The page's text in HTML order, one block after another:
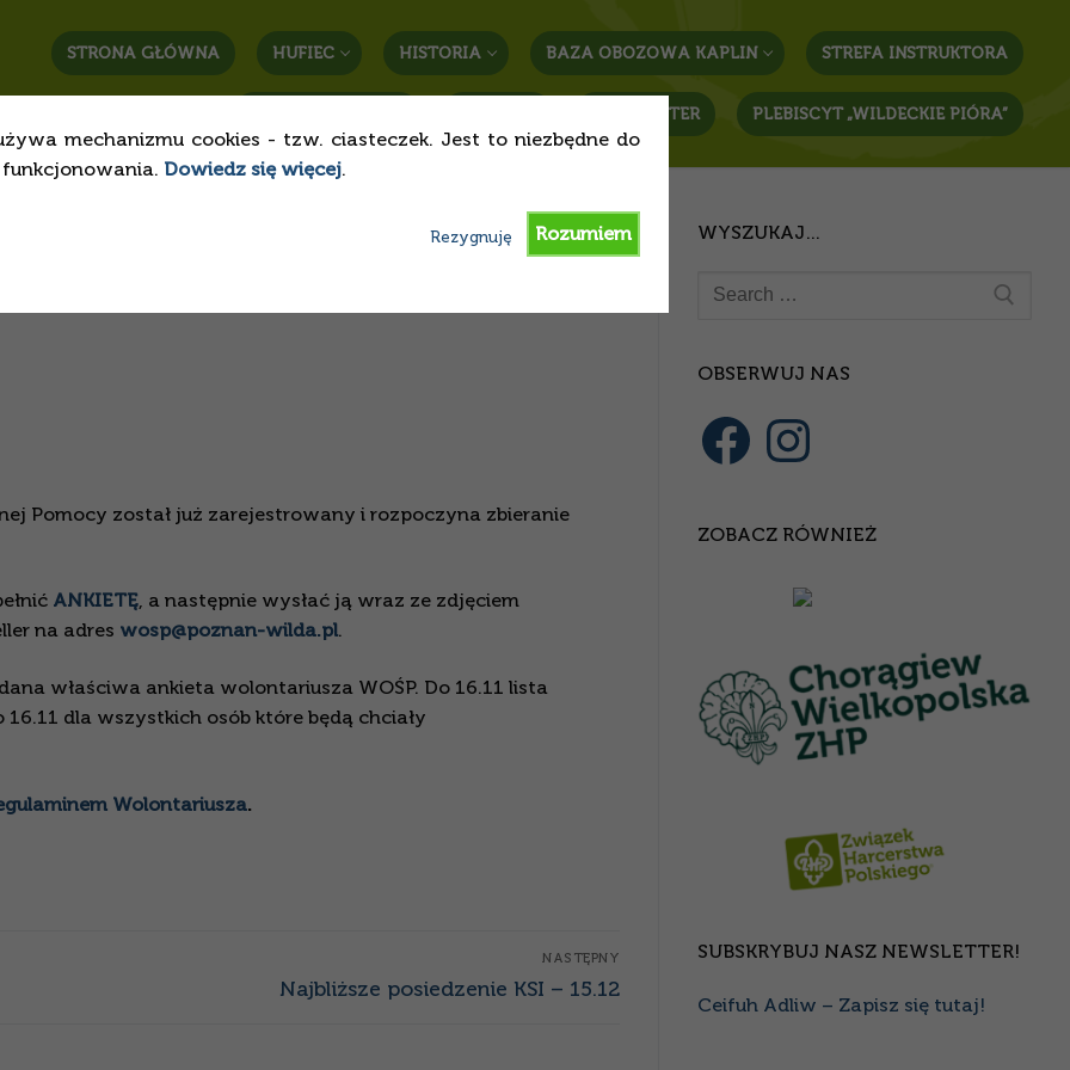
mechanizmu cookies - tzw. ciasteczek. Jest to niezbędne do
funkcjonowania. Dowiedz się więcej.
Rozumiem
Rezygnuję
STRONA GŁÓWNA HUFIEC HISTORIA BAZA OBOZOWA KAPLIN STREFA INSTRUKTORA
NEWSLETTER PLEBISCYT „WILDECKIE PIÓRA”
Pomocy został już zarejestrowany i rozpoczyna zbieranie
ANKIETĘ, a następnie wysłać ją wraz ze zdjęciem
na adres wosp@poznan-wilda.pl.
właściwa ankieta wolontariusza WOŚP. Do 16.11 lista
dla wszystkich osób które będą chciały
Wolontariusza.
NASTĘPNY
Następny
Najbliższe posiedzenie KSI – 15.12
WYSZUKAJ…
Szukaj:
OBSERWUJ NAS
FacebookInstagram
ZOBACZ RÓWNIEŻ
SUBSKRYBUJ NASZ NEWSLETTER!
Ceifuh Adliw – Zapisz się tutaj!